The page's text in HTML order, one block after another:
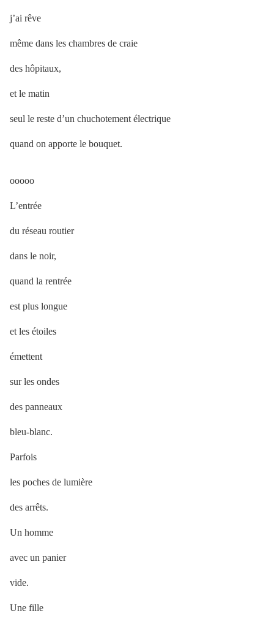
j’ai rêve
même dans les chambres de craie
des hôpitaux,
et le matin
seul le reste d’un chuchotement électrique
quand on apporte le bouquet.
ooooo
L’entrée
du réseau routier
dans le noir,
quand la rentrée
est plus longue
et les étoiles
émettent
sur les ondes
des panneaux
bleu-blanc.
Parfois
les poches de lumière
des arrêts.
Un homme
avec un panier
vide.
Une fille